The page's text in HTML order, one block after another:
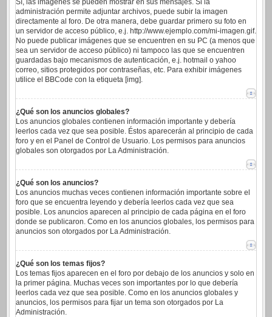
Sí, las imágenes se pueden mostrar en sus mensajes. Si la
administración permite adjuntar archivos, puede subir la imagen
directamente al foro. De otra manera, debe guardar primero su foto en
un servidor de acceso público, e.j. http://www.ejemplo.com/mi-imagen.gif.
No puede publicar imágenes que se encuentren en su PC (a menos que
sea un servidor de acceso público) ni tampoco las que se encuentren
guardadas bajo mecanismos de autenticación, e.j. hotmail o yahoo
correo, sitios protegidos por contraseñas, etc. Para exhibir imágenes
utilice el BBCode con la etiqueta [img].
¿Qué son los anuncios globales?
Los anuncios globales contienen información importante y debería
leerlos cada vez que sea posible. Éstos aparecerán al principio de cada
foro y en el Panel de Control de Usuario. Los permisos para anuncios
globales son otorgados por La Administración.
¿Qué son los anuncios?
Los anuncios muchas veces contienen información importante sobre el
foro que se encuentra leyendo y debería leerlos cada vez que sea
posible. Los anuncios aparecen al principio de cada página en el foro
donde se publicaron. Como en los anuncios globales, los permisos para
anuncios son otorgados por La Administración.
¿Qué son los temas fijos?
Los temas fijos aparecen en el foro por debajo de los anuncios y solo en
la primer página. Muchas veces son importantes por lo que debería
leerlos cada vez que sea posible. Como en los anuncios globales y
anuncios, los permisos para fijar un tema son otorgados por La
Administración.